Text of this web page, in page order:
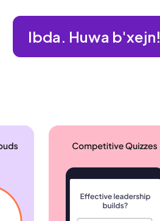
Ibda. Huwa b'xejn!